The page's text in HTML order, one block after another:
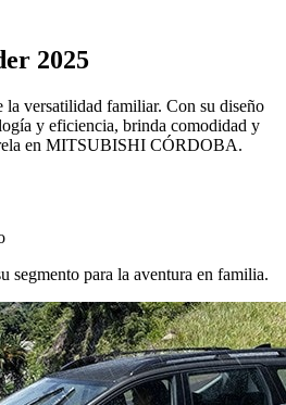
2025
versatilidad familiar. Con su diseño
y eficiencia, brinda comodidad y
en MITSUBISHI CÓRDOBA.
segmento para la aventura en familia.